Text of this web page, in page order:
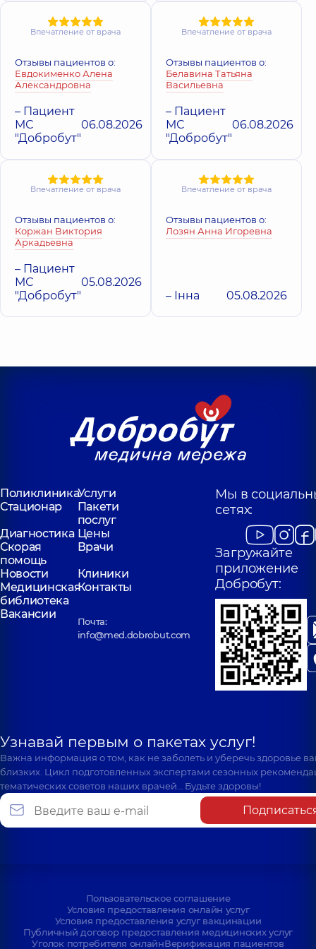
опыта
Сергеева
Анастасия
Витальевна
Дерматовенеролог
детский; Трихолог,
3 лет опыта
Игоревна
Дерматовенеролог;
хирург; Трихолог,
лет опыта
Центр «Добробут»
для всей семьи на
Поликлиника
Владимира Ивасюка
(Героев Сталинграда),
Центр
Юлии
(Михаила
Впечатление от врача
Отзывы пациентов о:
Евдокименко Алена
Александровна
– Пациент
МС
"Добробут"
06.08.2026
Впечатление от врача
Отзывы пациентов о:
Белавина Татьяна
Васильевна
– Пациент
МС
"Добробут"
06.08.2026
Впечатление от врача
Отзывы пациентов о:
Коржан Виктория
Аркадьевна
– Пациент
МС
"Добробут"
05.08.2026
Впечатление от врача
Отзывы пациентов о:
Лозян Анна Игоревна
– Інна 05.08.2026
ПоликлиникаУслуги
Стационар
Пакети
послуг
Диагностика Цены
Скорая
помощь
Врачи
Новости
Клиники
Медицинская
библиотека
Контакты
Вакансии
Почта:
info@med.dobrobut.com
Мы в
сетях:
Загружайте
приложение
Добробут:
Узнавай первым о пакетах услуг!
Важна информация о том, как не заболеть и уберечь здоровье
близких. Цикл подготовленных экспертами сезонных
тематических советов наших врачей… Будьте здоровы!
Пользовательское соглашение
Условия предоставления онлайн услуг
Условия предоставления услуг вакцинации
Публичный договор предоставления медицинских услуг
Уголок потребителя онлайнВерификация пациентов